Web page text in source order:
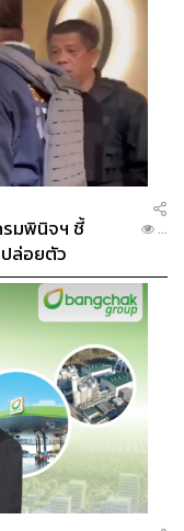
รมพินิจฯ ชี้
ล่อยตัว
...